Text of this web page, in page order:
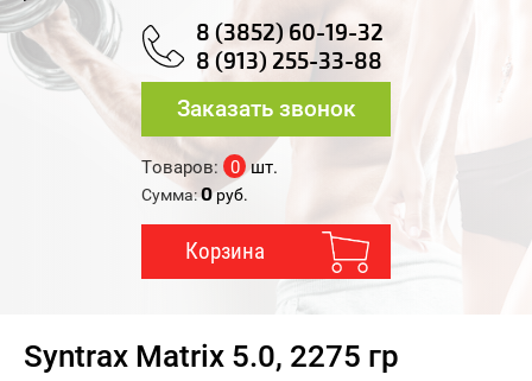
8 (3852) 60-19-32
8 (913) 255-33-88
Заказать звонок
Товаров: 0 шт.
Сумма:0руб.
Корзина
Syntrax Matrix 5.0, 2275 гр